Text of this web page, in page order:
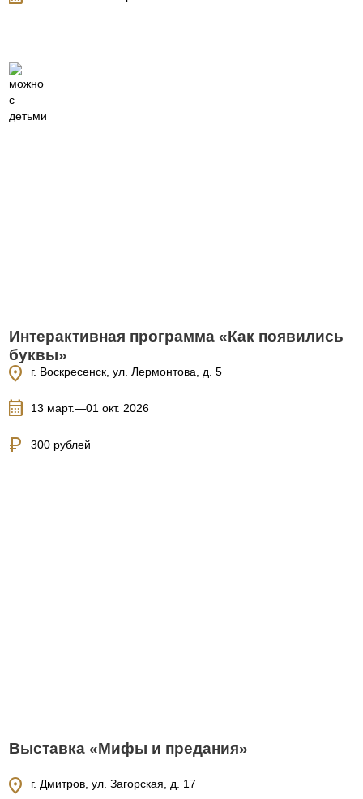
Интерактивная программа «Как появились
буквы»
location_on г. Воскресенск, ул. Лермонтова, д. 5
calendar_month 13 март.—01 окт. 2026
currency_ruble 300 рублей
Выставка «Мифы и предания»
location_on г. Дмитров, ул. Загорская, д. 17